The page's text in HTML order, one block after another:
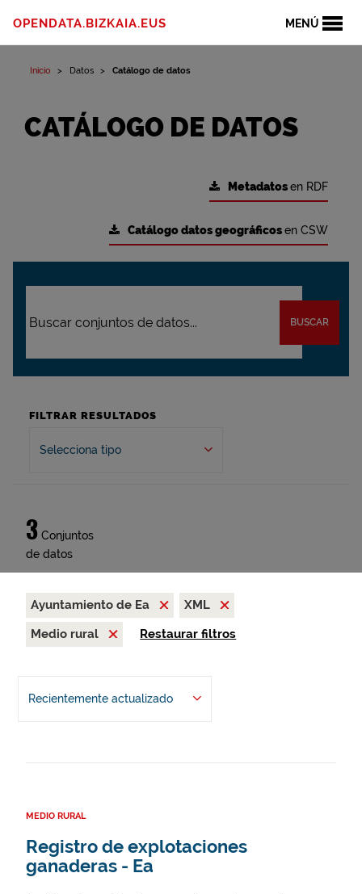
MENÚ
OPENDATA.BIZKAIA.EUS
Inicio Datos Catálogo de datos
CATÁLOGO DE DATOS
Metadatosen RDF
Catálogo datos geográficosen CSW
BUSCAR
FILTRAR RESULTADOS
Selecciona tipo
3 Conjuntos
de datos
Ayuntamiento de Ea
XML
Medio rural
Restaurar filtros
Recientemente actualizado
MEDIO RURAL
Registro de explotaciones
ganaderas - Ea